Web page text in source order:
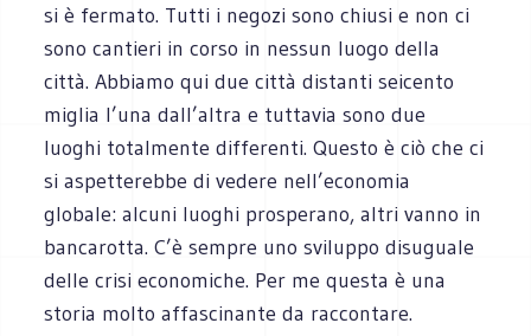
si è fermato. Tutti i negozi sono chiusi e non ci
sono cantieri in corso in nessun luogo della
città. Abbiamo qui due città distanti seicento
miglia l’una dall’altra e tuttavia sono due
luoghi totalmente differenti. Questo è ciò che ci
si aspetterebbe di vedere nell’economia
globale: alcuni luoghi prosperano, altri vanno in
bancarotta. C’è sempre uno sviluppo disuguale
delle crisi economiche. Per me questa è una
storia molto affascinante da raccontare.